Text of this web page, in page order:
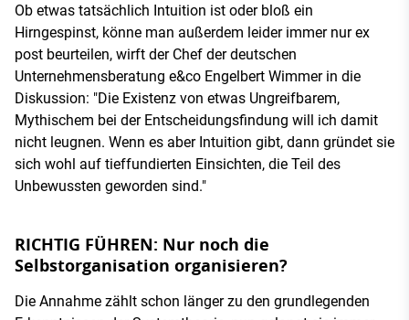
Ob etwas tatsächlich Intuition ist oder bloß ein
Hirngespinst, könne man außerdem leider immer nur ex
post beurteilen, wirft der Chef der deutschen
Unternehmensberatung e&co Engelbert Wimmer in die
Diskussion: "Die Existenz von etwas Ungreifbarem,
Mythischem bei der Entscheidungsfindung will ich damit
nicht leugnen. Wenn es aber Intuition gibt, dann gründet sie
sich wohl auf tieffundierten Einsichten, die Teil des
Unbewussten geworden sind."
RICHTIG FÜHREN: Nur noch die
Selbstorganisation organisieren?
Die Annahme zählt schon länger zu den grundlegenden